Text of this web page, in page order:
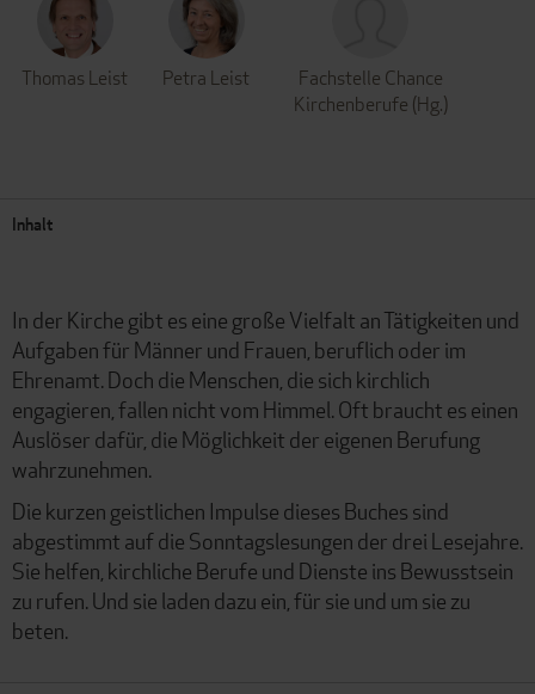
Thomas Leist Petra Leist
Fachstelle Chance
Kirchenberufe (Hg.)
Inhalt
In der Kirche gibt es eine große Vielfalt an Tätigkeiten und
Aufgaben für Männer und Frauen, beruflich oder im
Ehrenamt. Doch die Menschen, die sich kirchlich
engagieren, fallen nicht vom Himmel. Oft braucht es einen
Auslöser dafür, die Möglichkeit der eigenen Berufung
wahrzunehmen.
Die kurzen geistlichen Impulse dieses Buches sind
abgestimmt auf die Sonntagslesungen der drei Lesejahre.
Sie helfen, kirchliche Berufe und Dienste ins Bewusstsein
zu rufen. Und sie laden dazu ein, für sie und um sie zu
beten.